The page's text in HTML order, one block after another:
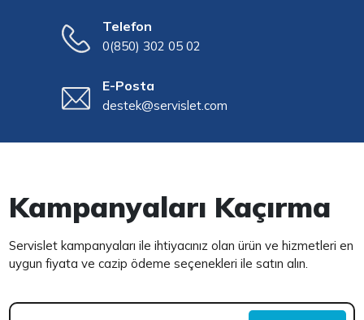
Telefon
0(850) 302 05 02
E-Posta
destek@servislet.com
Kampanyaları Kaçırma
Servislet kampanyaları ile ihtiyacınız olan ürün ve hizmetleri en
uygun fiyata ve cazip ödeme seçenekleri ile satın alın.